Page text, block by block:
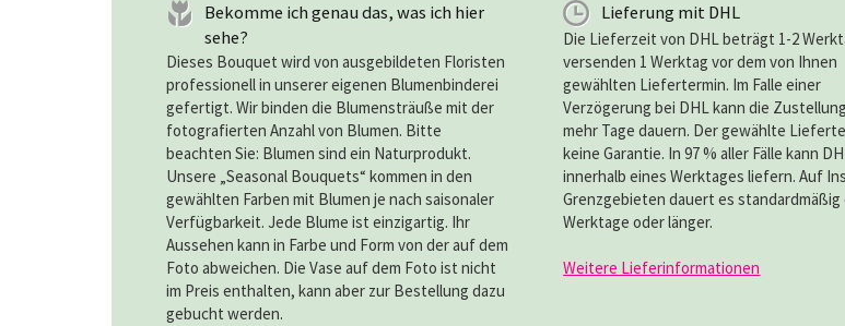
Bekomme ich genau das, was ich hier
sehe?
Dieses Bouquet wird von ausgebildeten Floristen
professionell in unserer eigenen Blumenbinderei
gefertigt. Wir binden die Blumensträuße mit der
fotografierten Anzahl von Blumen. Bitte
beachten Sie: Blumen sind ein Naturprodukt.
Unsere „Seasonal Bouquets“ kommen in den
gewählten Farben mit Blumen je nach saisonaler
Verfügbarkeit. Jede Blume ist einzigartig. Ihr
Aussehen kann in Farbe und Form von der auf dem
Foto abweichen. Die Vase auf dem Foto ist nicht
im Preis enthalten, kann aber zur Bestellung dazu
gebucht werden.
Lieferung mit DHL
Die Lieferzeit von DHL beträgt 1-2
versenden 1 Werktag vor dem von Ihnen
gewählten Liefertermin. Im Falle einer
Verzögerung bei DHL kann die
mehr Tage dauern. Der gewählte
keine Garantie. In 97 % aller Fälle kann
innerhalb eines Werktages liefern. Auf
Grenzgebieten dauert es standardmäßig
Werktage oder länger.
Weitere Lieferinformationen